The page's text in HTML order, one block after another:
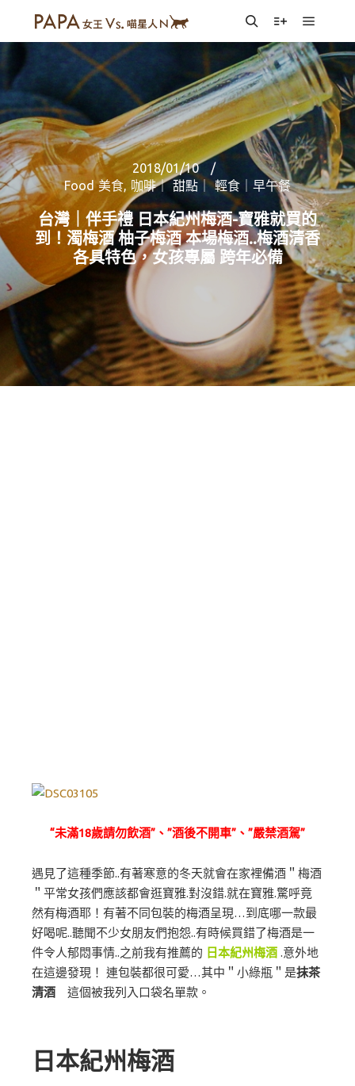
SearchMore info
Main
2018/01/10
Food 美食, 咖啡｜ 甜點｜ 輕食｜早午餐
台灣｜伴手禮 日本紀州梅酒-寶雅就買的
到！濁梅酒 柚子梅酒 本場梅酒..梅酒清香
各具特色，女孩專屬 跨年必備
“未滿18歲請勿飲酒”、”酒後不開車”、”嚴禁酒駕”
遇見了這種季節..有著寒意的冬天就會在家裡備酒＂梅酒
＂平常女孩們應該都會逛寶雅.對沒錯.就在寶雅.驚呼竟
然有梅酒耶！有著不同包裝的梅酒呈現…到底哪一款最
好喝呢..聽聞不少女朋友們抱怨..有時候買錯了梅酒是一
件令人郁悶事情..之前我有推薦的 日本紀州梅酒 .意外地
在這邊發現！ 連包裝都很可愛…其中＂小綠瓶＂是抹茶
清酒 這個被我列入口袋名單款。
日本紀州梅酒